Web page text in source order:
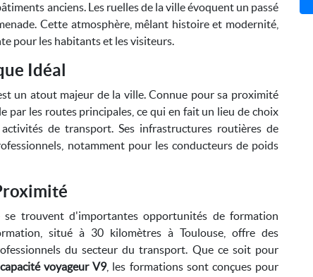
anciens. Les ruelles de la ville évoquent un passé
Cette atmosphère, mêlant histoire et modernité,
pour les habitants et les visiteurs.
Idéal
un atout majeur de la ville. Connue pour sa proximité
par les routes principales, ce qui en fait un lieu de choix
de transport. Ses infrastructures routières de
notamment pour les conducteurs de poids
trouvent d'importantes opportunités de formation
situé à 30 kilomètres à Toulouse, offre des
du secteur du transport. Que ce soit pour
capacité voyageur V9, les formations sont conçues pour